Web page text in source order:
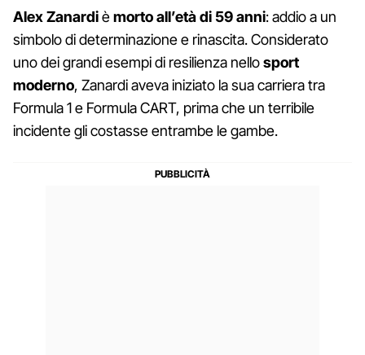
Alex Zanardièmorto all’età di 59 anni: addio a un
simbolo di determinazione e rinascita. Considerato
uno dei grandi esempi di resilienza nellosport
moderno, Zanardi aveva iniziato la sua carriera tra
Formula 1 e Formula CART, prima che un terribile
incidente gli costasse entrambe le gambe.